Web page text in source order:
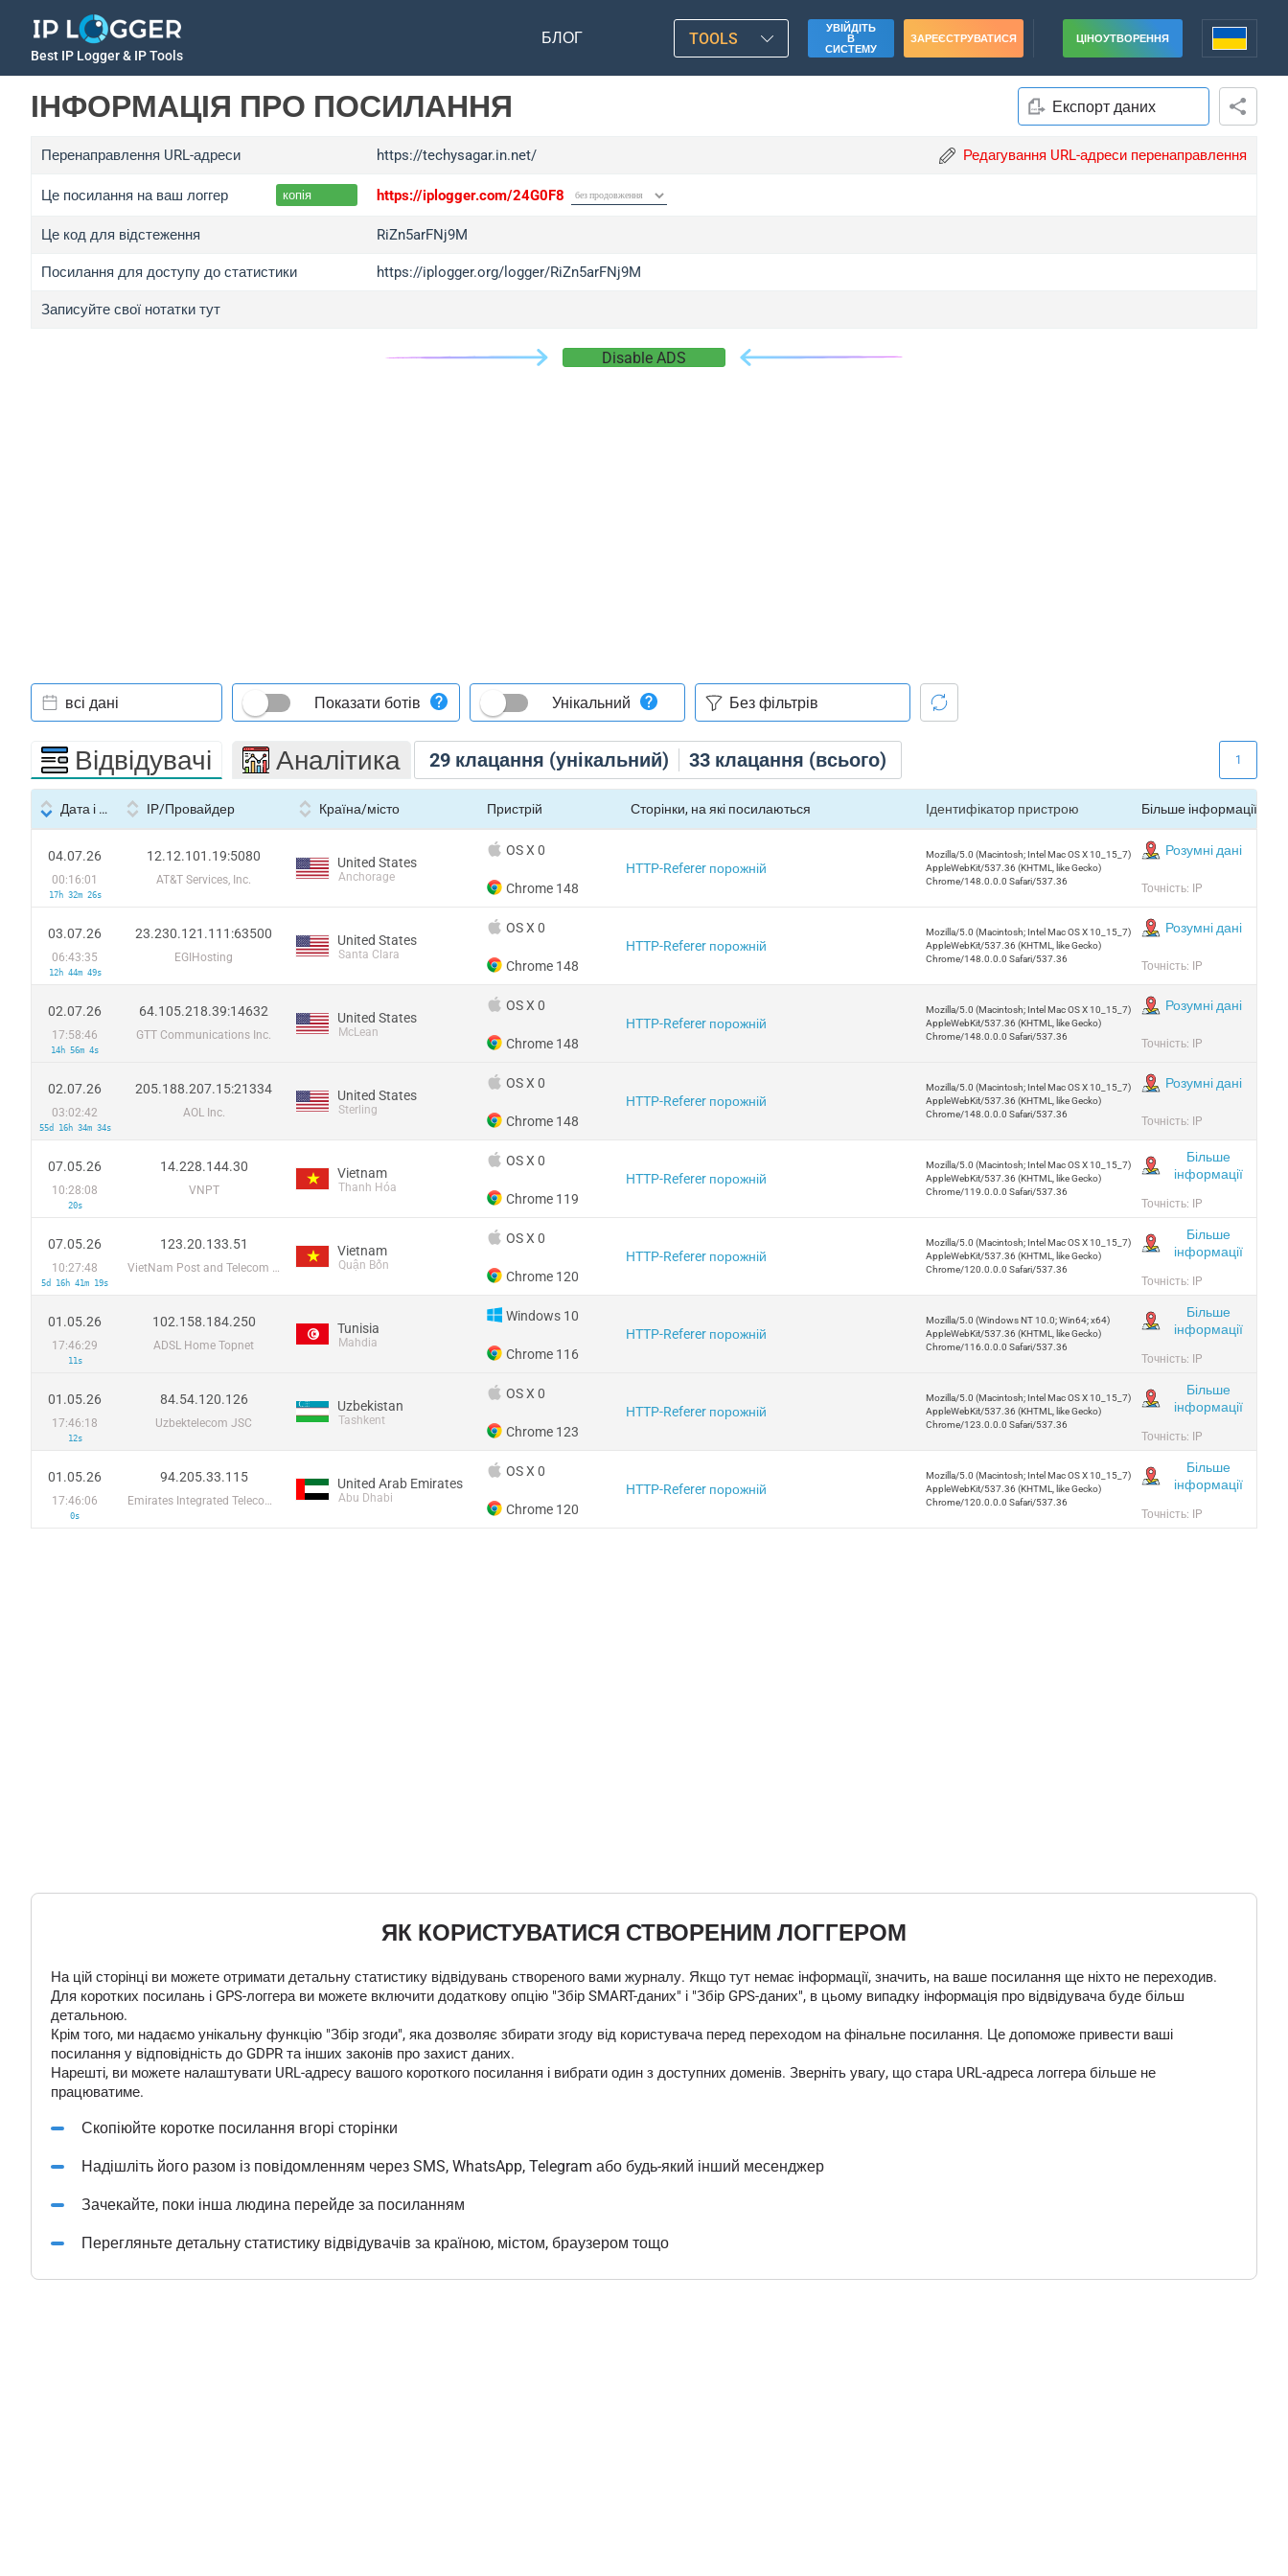
Best IP Logger & IP Tools
БЛОГ TOOLS
УВІЙДІТЬ
В
СИСТЕМУ
ЗАРЕЄСТРУВАТИСЯ ЦІНОУТВОРЕННЯ
ІНФОРМАЦІЯ ПРО ПОСИЛАННЯ Експорт даних
Перенаправлення URL-адреси https://techysagar.in.net/ Редагування URL-адреси перенаправлення
Це посилання на ваш логгер копія https://iplogger.com/24G0F8
Це код для відстеження RiZn5arFNj9M
Посилання для доступу до статистики https://iplogger.org/logger/RiZn5arFNj9M
Записуйте свої нотатки тут
Disable ADS
29 клацання (унікальний) 33 клацання (всього)
всі дані Показати ботів Унікальний
Відвідувачі Аналітика 1
Дата і час IP/Провайдер Країна/місто Пристрій Сторінки, на які посилаються Ідентифікатор пристрою Більше інформації
04.07.26
00:16:01
17h 32m 26s
12.12.101.19:5080
AT&T Services, Inc.
United States
Anchorage
OS X 0
Chrome 148
HTTP-Referer порожній
Mozilla/5.0 (Macintosh; Intel Mac OS X 10_15_7)
AppleWebKit/537.36 (KHTML, like Gecko)
Chrome/148.0.0.0 Safari/537.36
Розумні дані
Точність: IP
03.07.26
06:43:35
12h 44m 49s
23.230.121.111:63500
EGIHosting
United States
Santa Clara
OS X 0
Chrome 148
HTTP-Referer порожній
Mozilla/5.0 (Macintosh; Intel Mac OS X 10_15_7)
AppleWebKit/537.36 (KHTML, like Gecko)
Chrome/148.0.0.0 Safari/537.36
Розумні дані
Точність: IP
02.07.26
17:58:46
14h 56m 4s
64.105.218.39:14632
GTT Communications Inc.
United States
McLean
OS X 0
Chrome 148
HTTP-Referer порожній
Mozilla/5.0 (Macintosh; Intel Mac OS X 10_15_7)
AppleWebKit/537.36 (KHTML, like Gecko)
Chrome/148.0.0.0 Safari/537.36
Розумні дані
Точність: IP
02.07.26
03:02:42
55d 16h 34m 34s
205.188.207.15:21334
AOL Inc.
United States
Sterling
OS X 0
Chrome 148
HTTP-Referer порожній
Mozilla/5.0 (Macintosh; Intel Mac OS X 10_15_7)
AppleWebKit/537.36 (KHTML, like Gecko)
Chrome/148.0.0.0 Safari/537.36
Розумні дані
Точність: IP
07.05.26
10:28:08
20s
14.228.144.30
VNPT
Vietnam
Thanh Hóa
OS X 0
Chrome 119
HTTP-Referer порожній
Mozilla/5.0 (Macintosh; Intel Mac OS X 10_15_7)
AppleWebKit/537.36 (KHTML, like Gecko)
Chrome/119.0.0.0 Safari/537.36
Більше
інформації
Точність: IP
07.05.26
10:27:48
5d 16h 41m 19s
123.20.133.51
VietNam Post and Telecom Corporation
Vietnam
Quận Bốn
OS X 0
Chrome 120
HTTP-Referer порожній
Mozilla/5.0 (Macintosh; Intel Mac OS X 10_15_7)
AppleWebKit/537.36 (KHTML, like Gecko)
Chrome/120.0.0.0 Safari/537.36
Більше
інформації
Точність: IP
01.05.26
17:46:29
11s
102.158.184.250
ADSL Home Topnet
Tunisia
Mahdia
Windows 10
Chrome 116
HTTP-Referer порожній
Mozilla/5.0 (Windows NT 10.0; Win64; x64)
AppleWebKit/537.36 (KHTML, like Gecko)
Chrome/116.0.0.0 Safari/537.36
Більше
інформації
Точність: IP
01.05.26
17:46:18
12s
84.54.120.126
Uzbektelecom JSC
Uzbekistan
Tashkent
OS X 0
Chrome 123
HTTP-Referer порожній
Mozilla/5.0 (Macintosh; Intel Mac OS X 10_15_7)
AppleWebKit/537.36 (KHTML, like Gecko)
Chrome/123.0.0.0 Safari/537.36
Більше
інформації
Точність: IP
01.05.26
17:46:06
0s
94.205.33.115
Emirates Integrated Telecommunications Company PJSC
United Arab Emirates
Abu Dhabi
OS X 0
Chrome 120
HTTP-Referer порожній
Mozilla/5.0 (Macintosh; Intel Mac OS X 10_15_7)
AppleWebKit/537.36 (KHTML, like Gecko)
Chrome/120.0.0.0 Safari/537.36
Більше
інформації
Точність: IP
ЯК КОРИСТУВАТИСЯ СТВОРЕНИМ ЛОГГЕРОМ
На цій сторінці ви можете отримати детальну статистику відвідувань створеного вами журналу. Якщо тут немає інформації, значить, на ваше посилання ще ніхто не переходив.
Для коротких посилань і GPS-логгера ви можете включити додаткову опцію "Збір SMART-даних" і "Збір GPS-даних", в цьому випадку інформація про відвідувача буде більш
детальною.
Крім того, ми надаємо унікальну функцію "Збір згоди", яка дозволяє збирати згоду від користувача перед переходом на фінальне посилання. Це допоможе привести ваші
посилання у відповідність до GDPR та інших законів про захист даних.
Нарешті, ви можете налаштувати URL-адресу вашого короткого посилання і вибрати один з доступних доменів. Зверніть увагу, що стара URL-адреса логгера більше не
працюватиме.
Скопіюйте коротке посилання вгорі сторінки
Надішліть його разом із повідомленням через SMS, WhatsApp, Telegram або будь-який інший месенджер
Зачекайте, поки інша людина перейде за посиланням
Перегляньте детальну статистику відвідувачів за країною, містом, браузером тощо